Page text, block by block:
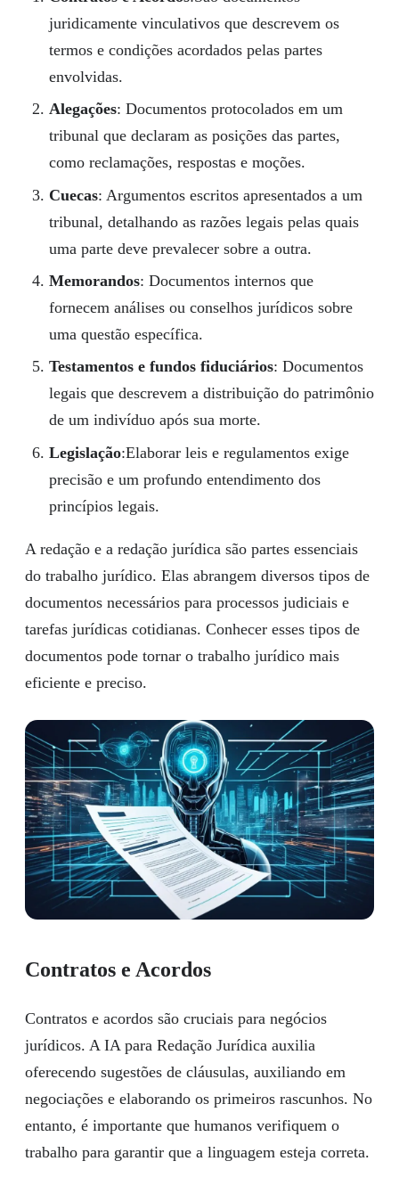
juridicamente vinculativos que descrevem os
termos e condições acordados pelas partes
envolvidas.
Alegações: Documentos protocolados em um
tribunal que declaram as posições das partes,
como reclamações, respostas e moções.
Cuecas: Argumentos escritos apresentados a um
tribunal, detalhando as razões legais pelas quais
uma parte deve prevalecer sobre a outra.
Memorandos: Documentos internos que
fornecem análises ou conselhos jurídicos sobre
uma questão específica.
Testamentos e fundos fiduciários: Documentos
legais que descrevem a distribuição do patrimônio
de um indivíduo após sua morte.
Legislação:Elaborar leis e regulamentos exige
precisão e um profundo entendimento dos
princípios legais.
A redação e a redação jurídica são partes essenciais
do trabalho jurídico. Elas abrangem diversos tipos de
documentos necessários para processos judiciais e
tarefas jurídicas cotidianas. Conhecer esses tipos de
documentos pode tornar o trabalho jurídico mais
eficiente e preciso.
Contratos e Acordos
Contratos e acordos são cruciais para negócios
jurídicos. A IA para Redação Jurídica auxilia
oferecendo sugestões de cláusulas, auxiliando em
negociações e elaborando os primeiros rascunhos. No
entanto, é importante que humanos verifiquem o
trabalho para garantir que a linguagem esteja correta.